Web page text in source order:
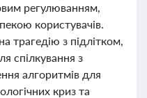
регулюванням,
користувачів.
трагедію з підлітком,
спілкування з
алгоритмів для
криз та